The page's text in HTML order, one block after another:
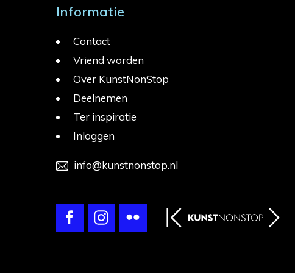
Informatie
Contact
Vriend worden
Over KunstNonStop
Deelnemen
Ter inspiratie
Inloggen
info@kunstnonstop.nl